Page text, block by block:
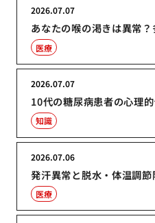
あなたの喉の渇きは異常
2026.07.07
医療
10代の糖尿病患者の心理
2026.07.07
知識
発汗異常と脱水・体温調
2026.07.06
医療